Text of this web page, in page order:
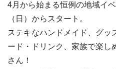
4月から始まる恒例の地域イ
（日）からスタート。
ステキなハンドメイド、グッ
ード・ドリンク、家族で楽し
さん！